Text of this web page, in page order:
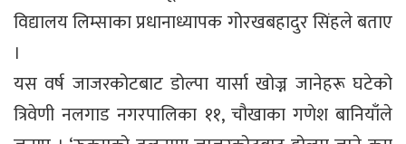
विद्यालय लिम्साका प्रधानाध्यापक गोरखबहादुर सिंहले बताए
।
यस वर्ष जाजरकोटबाट डोल्पा यार्सा खोज्न जानेहरू घटेको
त्रिवेणी नलगाड नगरपालिका ११, चौखाका गणेश बानियाँले